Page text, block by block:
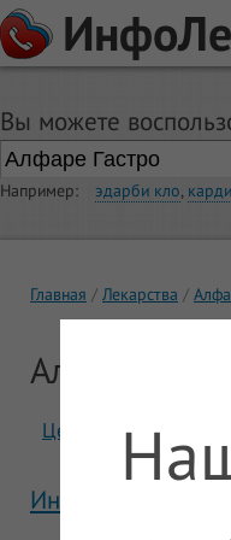
Вы можете
Например: эдарби кло,
Главная Лекарства
Алфаре
Цены Отзывы
Инструкция